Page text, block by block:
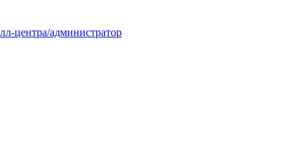
центра/администратор